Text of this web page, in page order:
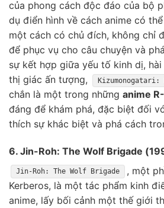
của phong cách độc đáo của bộ
dụ điển hình về cách anime có
một cách có chủ đích, không chỉ
để phục vụ cho câu chuyện và
sự kết hợp giữa yếu tố kinh dị,
thị giác ấn tượng,
Kizumonogatari:
chắn là một trong những anime
đáng để khám phá, đặc biệt đối
thích sự khác biệt và phá cách
6. Jin-Roh: The Wolf Brigade
Jin-Roh: The Wolf Brigade
, một
Kerberos, là một tác phẩm kinh
anime, lấy bối cảnh một thế giới